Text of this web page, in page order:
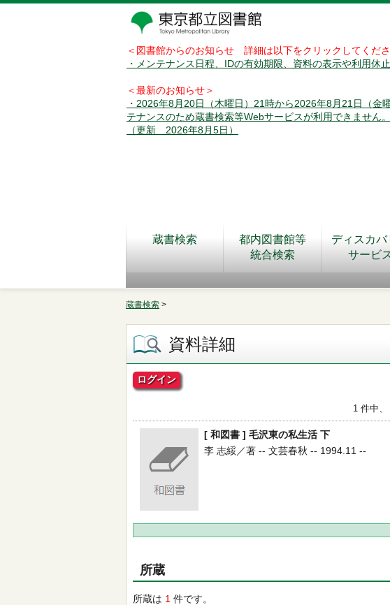
＜図書館からのお知らせ 詳細は以下をクリックしてくだ
・メンテナンス日程、IDの有効期限、資料の表示や利用休
＜最新のお知らせ＞
・2026年8月20日（木曜日）21時から2026年8月21日（金
テナンスのため蔵書検索等Webサービスが利用できません。
（更新 2026年8月5日）
蔵書検索
都内図書館等
統合検索
ディスカバ
サービ
蔵書検索 >
資料詳細
ログイン
1 件中、
[ 和図書 ] 毛沢東の私生活 下
李 志綏／著 -- 文芸春秋 -- 1994.11 --
所蔵
所蔵は 1 件です。